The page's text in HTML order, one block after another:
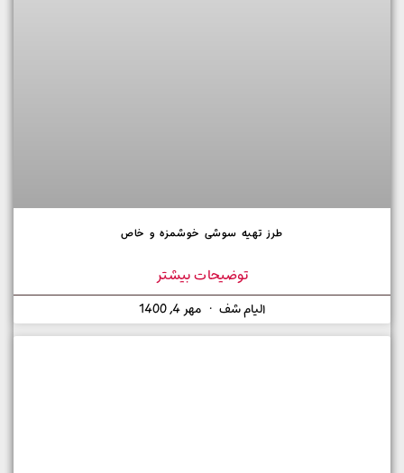
طرز تهیه سوشی خوشمزه و خاص
توضیحات بیشتر
الیام شف مهر 4, 1400